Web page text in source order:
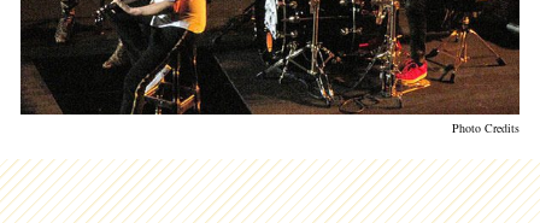
Photo Credits